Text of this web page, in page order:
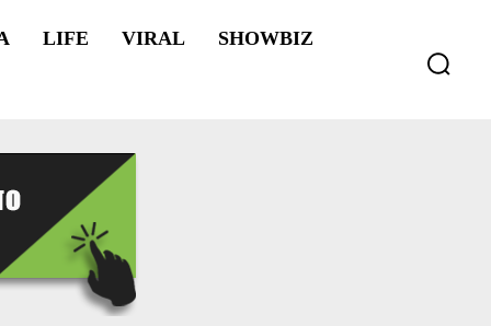
LIFE VIRAL SHOWBIZ